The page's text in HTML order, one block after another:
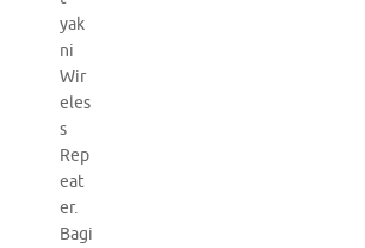
yak
ni
Wir
eles
s
Rep
eat
er.
Bagi